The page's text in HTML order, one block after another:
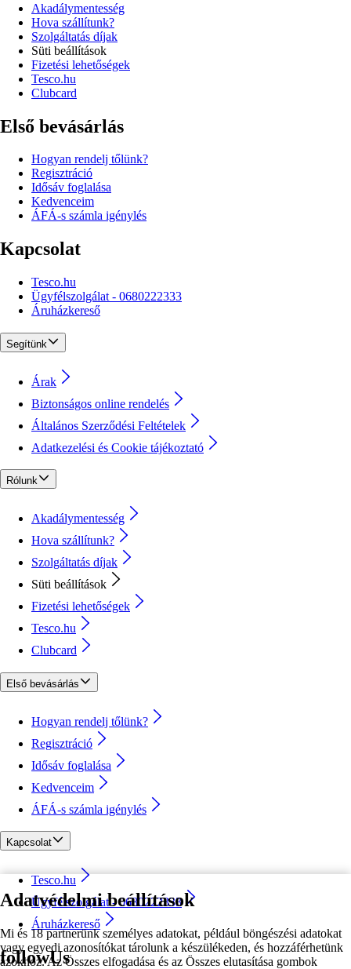
Adatvédelmi beállítások
Mi és 18 partnerünk személyes adatokat, például böngészési adatokat
vagy egyedi azonosítókat tárolunk a készülékeden, és hozzáférhetünk
azokhoz. Az Összes elfogadása és az Összes elutasítása gombok
Akadálymentesség
Hova szállítunk?
Szolgáltatás díjak
Süti beállítások
Fizetési lehetőségek
Tesco.hu
Clubcard
Első bevásárlás
Hogyan rendelj tőlünk?
Regisztráció
Idősáv foglalása
Kedvenceim
ÁFÁ-s számla igénylés
Kapcsolat
Tesco.hu
Ügyfélszolgálat - 0680222333
Áruházkereső
Segítünk
Árak
Biztonságos online rendelés
Általános Szerződési Feltételek
Adatkezelési és Cookie tájékoztató
Rólunk
Akadálymentesség
Hova szállítunk?
Szolgáltatás díjak
Süti beállítások
Fizetési lehetőségek
Tesco.hu
Clubcard
Első bevásárlás
Hogyan rendelj tőlünk?
Regisztráció
Idősáv foglalása
Kedvenceim
ÁFÁ-s számla igénylés
Kapcsolat
Tesco.hu
Ügyfélszolgálat - 0680222333
Áruházkereső
followUs